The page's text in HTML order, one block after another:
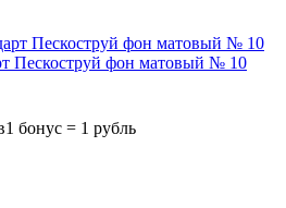
Пескоструй фон матовый № 10
1 бонус = 1 рубль